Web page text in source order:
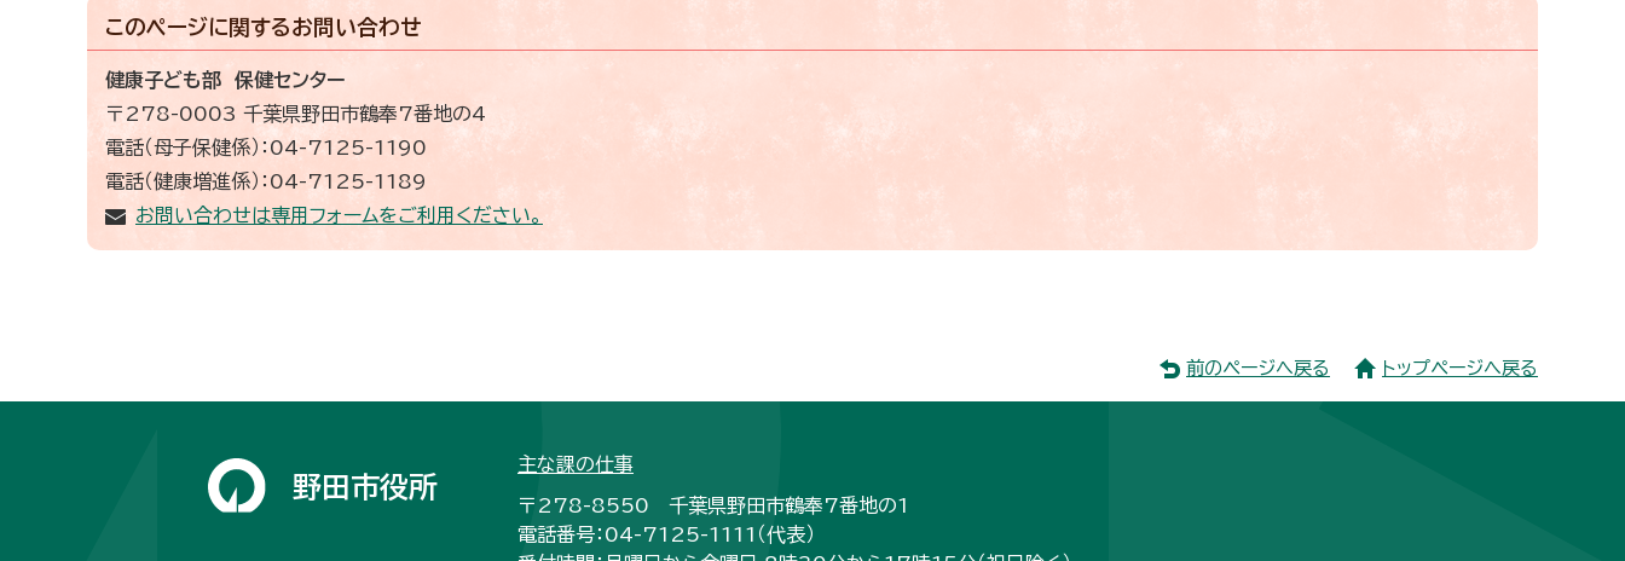
このページに関するお問い合わせ
健康子ども部 保健センター
〒278-0003 千葉県野田市鶴奉7番地の4
電話（母子保健係）：04-7125-1190
電話（健康増進係）：04-7125-1189
お問い合わせは専用フォームをご利用ください。
前のページへ戻る トップページへ戻る
野田市役所
主な課の仕事
〒278-8550 千葉県野田市鶴奉7番地の1
電話番号：04-7125-1111（代表）